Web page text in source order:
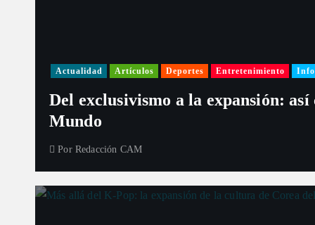
sActualidad Artículos Deportes Entretenimiento
Del exclusivismo a la expansión:
Mundo
Por Redacción CAM